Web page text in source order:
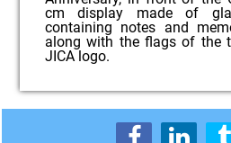
cm display made of
containing notes and
along with the flags of the
JICA logo.